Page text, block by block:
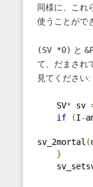
同様に、これ
使うことがで
(SV *0) と
て、だまされ
見てください:
SV* sv
if
(I-
sv_2mortal (
}